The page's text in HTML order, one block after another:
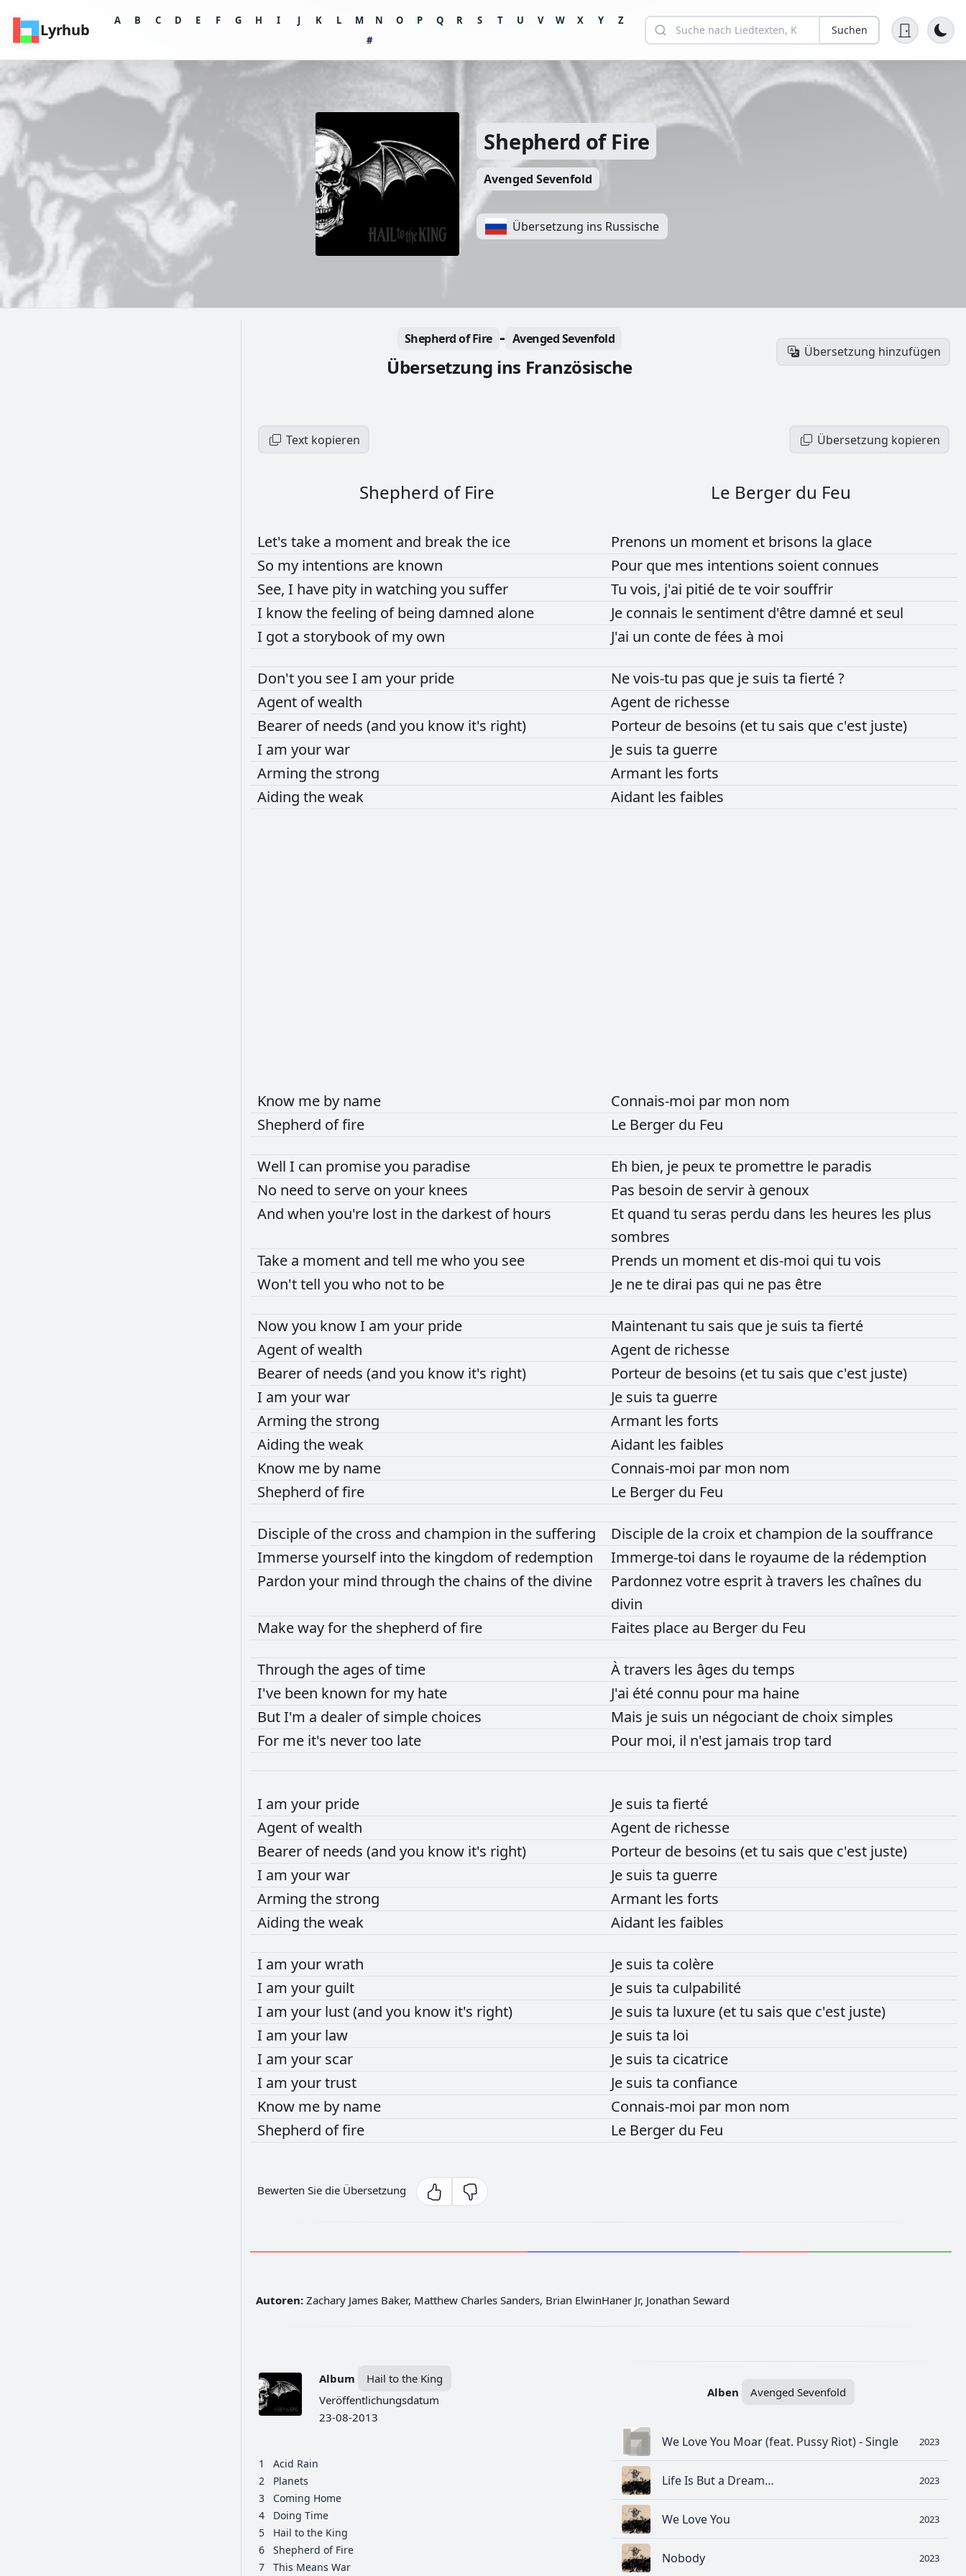
Lyrhub A B C D E F G H I J K L M N O P Q R S T U V W X Y
Z
#
Suchen
Shepherd of Fire
Avenged Sevenfold
Übersetzung ins Russische
Shepherd of Fire - Avenged Sevenfold
Übersetzung ins Französische
Übersetzung hinzufügen
Text kopieren Übersetzung kopieren
Shepherd of Fire Le Berger du Feu
Let's take a moment and breakthe ice Prenons un moment et brisons la glace
So my intentions are known Pour que mes intentions soient connues
See, I have pity in watching you suffer Tu vois, j'ai pitié detevoir souffrir
I knowthefeeling ofbeing damned alone Je connais le sentiment d'être damné et seul
I got a storybook ofmy own J'ai un conte defées à moi
Don'tyou seeI am your pride Nevois-tu pas que je suis ta fierté?
Agent ofwealth Agent de richesse
Bearer ofneeds (and you know it's right) Porteur de besoins (ettu sais que c'est juste)
I am yourwar Je suis ta guerre
Arming the strong Armant les forts
Aiding theweak Aidant les faibles
Know me by name Connais-moi par mon nom
Shepherd offire Le Berger du Feu
Well I can promiseyou paradise Eh bien, je peux te promettre le paradis
No need to serve on your knees Pas besoin de servir à genoux
And when you're lost in the darkest ofhours Et quand tu seras perdu dans les heures les plus
sombres
Take a moment and tell mewho you see Prends un moment et dis-moi qui tu vois
Won'ttell you who notto be Je nete dirai pas qui ne pas être
Nowyou knowI am your pride Maintenanttu sais que je suis ta fierté
Agent ofwealth Agent de richesse
Bearer ofneeds (and you know it's right) Porteur de besoins (ettu sais que c'est juste)
I am yourwar Je suis ta guerre
Arming the strong Armant les forts
Aiding theweak Aidant les faibles
Know me by name Connais-moi par mon nom
Shepherd offire Le Berger du Feu
Disciple ofthe cross and champion in the suffering Disciple de la croix et champion de la souffrance
Immerseyourselfinto the kingdom ofredemption Immerge-toi dans le royaume de la rédemption
Pardon your mind through the chains ofthe divine Pardonnezvotre esprit à travers les chaînes du
divin
Makewayforthe shepherd offire Faites place au Berger du Feu
Through the ages oftime Àtravers les âges du temps
I've been known for my hate J'ai été connu pour ma haine
ButI'm a dealer ofsimple choices Mais je suis un négociant de choix simples
For me it's nevertoo late Pour moi, il n'est jamais troptard
I am your pride Je suis ta fierté
Agent ofwealth Agent de richesse
Bearer ofneeds (and you know it's right) Porteur de besoins (ettu sais que c'est juste)
I am yourwar Je suis ta guerre
Arming the strong Armant les forts
Aiding theweak Aidant les faibles
I am yourwrath Je suis ta colère
I am your guilt Je suis ta culpabilité
I am your lust(and you know it's right) Je suis ta luxure(ettu sais que c'est juste)
I am your law Je suis ta loi
I am your scar Je suis ta cicatrice
I am yourtrust Je suis ta confiance
Know me by name Connais-moi par mon nom
Shepherd offire Le Berger du Feu
Bewerten Sie die Übersetzung
Autoren: Zachary James Baker, Matthew Charles Sanders, Brian ElwinHaner Jr, Jonathan Seward
Album
Hail to the King
Veröffentlichungsdatum
23-08-2013
1
Acid Rain
2
Planets
3
Coming Home
4
Doing Time
5
Hail to the King
6
Shepherd of Fire
7
This Means War
Alben Avenged Sevenfold
We Love You Moar (feat. Pussy Riot) - Single 2023
Life Is But a Dream… 2023
We Love You 2023
Nobody 2023